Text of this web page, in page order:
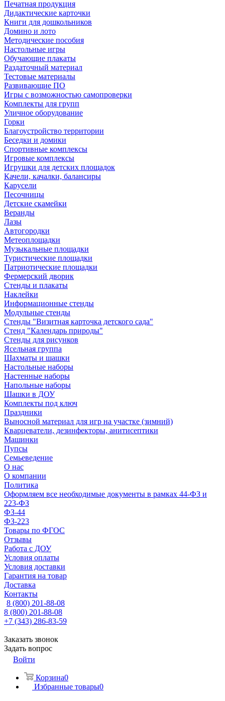
Печатная продукция
Дидактические карточки
Книги для дошкольников
Домино и лото
Методические пособия
Настольные игры
Обучающие плакаты
Раздаточный материал
Тестовые материалы
Развивающие ПО
Игры с возможностью самопроверки
Комплекты для групп
Уличное оборудование
Горки
Благоустройство территории
Беседки и домики
Спортивные комплексы
Игровые комплексы
Игрушки для детских площадок
Качели, качалки, балансиры
Карусели
Песочницы
Детские скамейки
Веранды
Лазы
Автогородки
Метеоплощадки
Музыкальные площадки
Туристические площадки
Патриотические площадки
Фермерский дворик
Стенды и плакаты
Наклейки
Информационные стенды
Модульные стенды
Стенды "Визитная карточка детского сада"
Стенд "Календарь природы"
Стенды для рисунков
Ясельная группа
Шахматы и шашки
Настольные наборы
Настенные наборы
Напольные наборы
Шашки в ДОУ
Комплекты под ключ
Праздники
Выносной материал для игр на участке (зимний)
Кварцеватели, дезинфекторы, анитисептики
Машинки
Пупсы
Семьеведение
О нас
О компании
Политика
Оформляем все необходимые документы в рамках 44-ФЗ и
223-ФЗ
ФЗ-44
ФЗ-223
Товары по ФГОС
Отзывы
Работа с ДОУ
Условия оплаты
Условия доставки
Гарантия на товар
Доставка
Контакты
8 (800) 201-88-08
8 (800) 201-88-08
+7 (343) 286-83-59
Заказать звонок
Задать вопрос
Войти
Корзина0
Избранные товары0